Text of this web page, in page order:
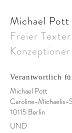
Michael
Freier
Konzeptioner
Verantwortlich
Michael Pott
Caroline-Michaelis-
10115 Berlin
UND